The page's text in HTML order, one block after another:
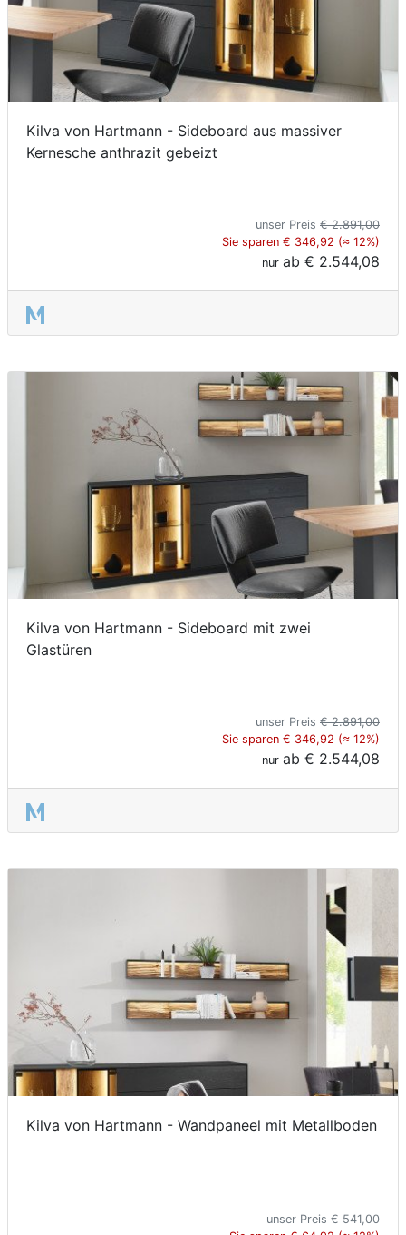
Kilva von Hartmann - Sideboard aus massiver
Kernesche anthrazit gebeizt
unser Preis € 2.891,00
Sie sparen € 346,92 (≈ 12%)
nur ab € 2.544,08
Kilva von Hartmann - Sideboard mit zwei
Glastüren
unser Preis € 2.891,00
Sie sparen € 346,92 (≈ 12%)
nur ab € 2.544,08
Kilva von Hartmann - Wandpaneel mit Metallboden
unser Preis € 541,00